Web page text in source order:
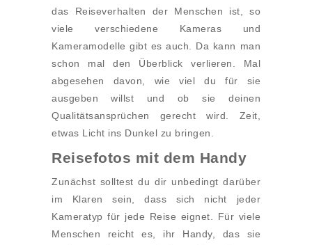
das Reiseverhalten der Menschen ist, so
viele verschiedene Kameras und
Kameramodelle gibt es auch. Da kann man
schon mal den Überblick verlieren. Mal
abgesehen davon, wie viel du für sie
ausgeben willst und ob sie deinen
Qualitätsansprüchen gerecht wird. Zeit,
etwas Licht ins Dunkel zu bringen.
Reisefotos mit dem Handy
Zunächst solltest du dir unbedingt darüber
im Klaren sein, dass sich nicht jeder
Kameratyp für jede Reise eignet. Für viele
Menschen reicht es, ihr Handy, das sie